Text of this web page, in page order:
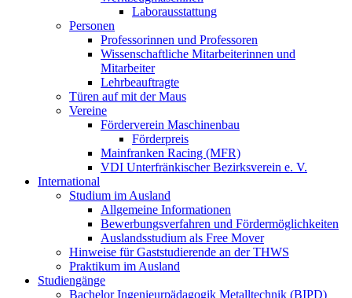
Laborausstattung
Personen
Professorinnen und Professoren
Wissenschaftliche Mitarbeiterinnen und
Mitarbeiter
Lehrbeauftragte
Türen auf mit der Maus
Vereine
Förderverein Maschinenbau
Förderpreis
Mainfranken Racing (MFR)
VDI Unterfränkischer Bezirksverein e. V.
International
Studium im Ausland
Allgemeine Informationen
Bewerbungsverfahren und Fördermöglichkeiten
Auslandsstudium als Free Mover
Hinweise für Gaststudierende an der THWS
Praktikum im Ausland
Studiengänge
Bachelor Ingenieurpädagogik Metalltechnik (BIPD)